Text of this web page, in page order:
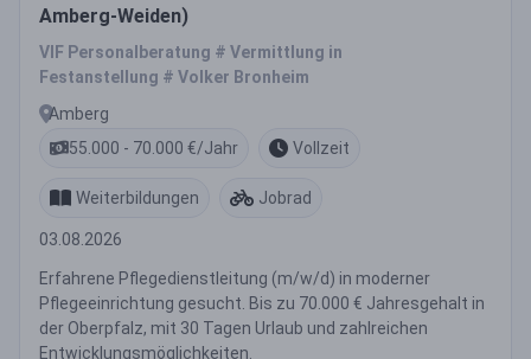
Amberg-Weiden)
VIF Personalberatung # Vermittlung in
Festanstellung # Volker Bronheim
Amberg
55.000 - 70.000 €/Jahr
Vollzeit
Weiterbildungen Jobrad
03.08.2026
Erfahrene Pflegedienstleitung (m/w/d) in moderner
Pflegeeinrichtung gesucht. Bis zu 70.000 € Jahresgehalt in
der Oberpfalz, mit 30 Tagen Urlaub und zahlreichen
Entwicklungsmöglichkeiten.